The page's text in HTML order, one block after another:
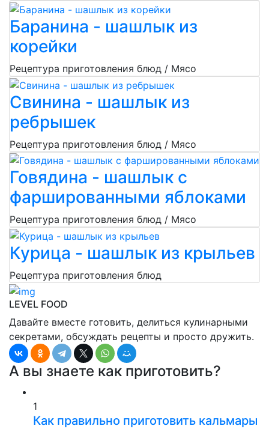
Баранина - шашлык из
корейки
Рецептура приготовления блюд / Мясо
Свинина - шашлык из
ребрышек
Рецептура приготовления блюд / Мясо
Говядина - шашлык с
фаршированными яблоками
Рецептура приготовления блюд / Мясо
Курица - шашлык из крыльев
Рецептура приготовления блюд
LEVEL FOOD
Давайте вместе готовить, делиться кулинарными
секретами, обсуждать рецепты и просто дружить.
А вы знаете как приготовить?
1
Как правильно приготовить кальмары